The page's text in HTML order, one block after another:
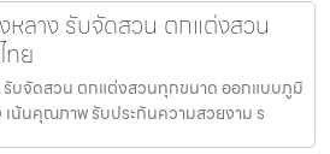
ลาง รับจัดสวน ตกแต่งสวน
ย
บจัดสวน ตกแต่งสวนทุกขนาด ออกแบบภูมิ
เน้นคุณภาพ รับประกันความสวยงาม ร